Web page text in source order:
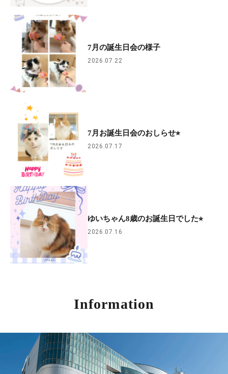
7月の誕生日会の様子
2026.07.22
7月お誕生日会のおしらせ⭐︎
2026.07.17
ゆいちゃん8歳のお誕生日でした⭐︎
2026.07.16
Information